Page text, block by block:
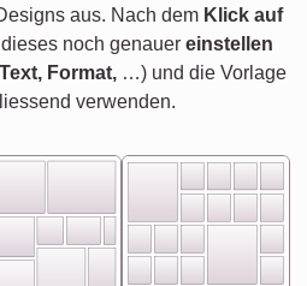
aus. Nach dem Klick auf
noch genauer einstellen
Format,…) und die Vorlage
verwenden.